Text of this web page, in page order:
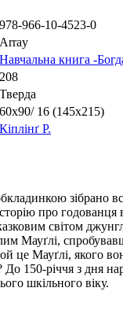
978-966-10-4523-0
Array
Навчальна книга -
208
Тверда
60х90/ 16 (145х215)
Кіплінґ Р.
зібрано
про годованця
світом
Мауґлі,
це Мауґлі, якого
150-річчя з дня
шкільного віку.